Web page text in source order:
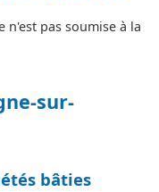
n'est pas soumise à la
sur-
bâties